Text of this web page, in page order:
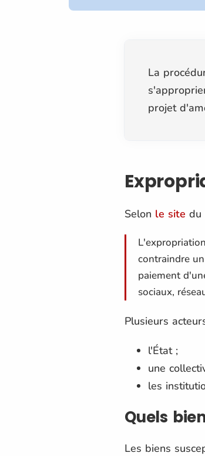
La
projet
Selon le site du
contraindre
paiement
sociaux,
Plusieurs
l'État ;
une
les
Quels
Les biens